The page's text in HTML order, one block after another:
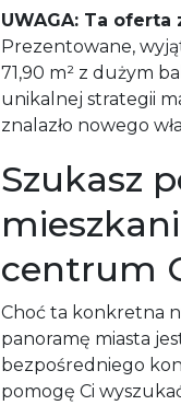
UWAGA: Ta oferta
Prezentowane,
71,90 m² z dużym
unikalnej strategii
znalazło nowego
Szukasz
centrum
Choć ta konkretna
panoramę miasta
bezpośredniego
pomogę Ci